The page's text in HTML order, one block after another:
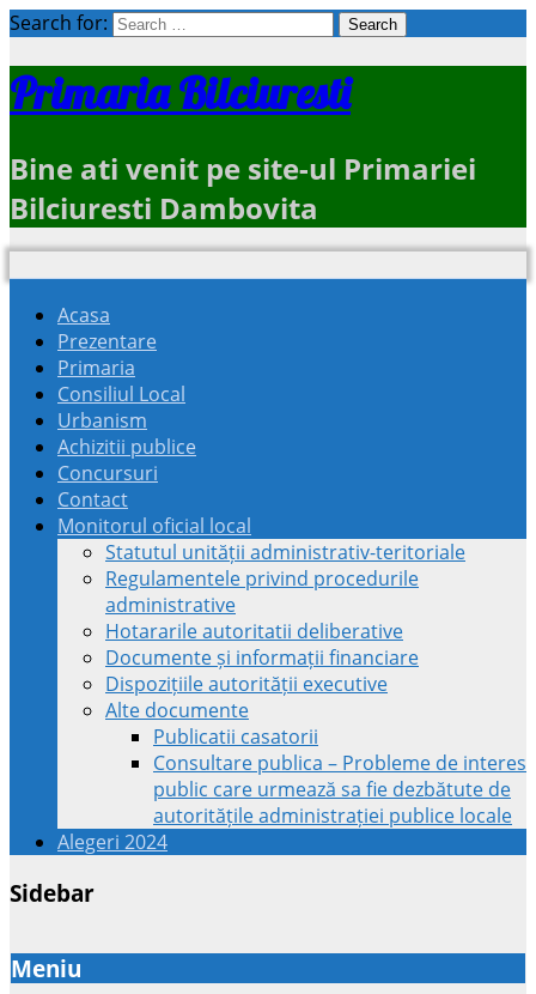
Search for:
Primaria Bilciuresti
Bine ati venit pe site-ul Primariei
Bilciuresti Dambovita
Acasa
Prezentare
Primaria
Consiliul Local
Urbanism
Achizitii publice
Concursuri
Contact
Monitorul oficial local
Statutul unității administrativ-teritoriale
Regulamentele privind procedurile
administrative
Hotararile autoritatii deliberative
Documente și informații financiare
Dispozițiile autorității executive
Alte documente
Publicatii casatorii
Consultare publica – Probleme de interes
public care urmează sa fie dezbătute de
autoritățile administrației publice locale
Alegeri 2024
Sidebar
Meniu